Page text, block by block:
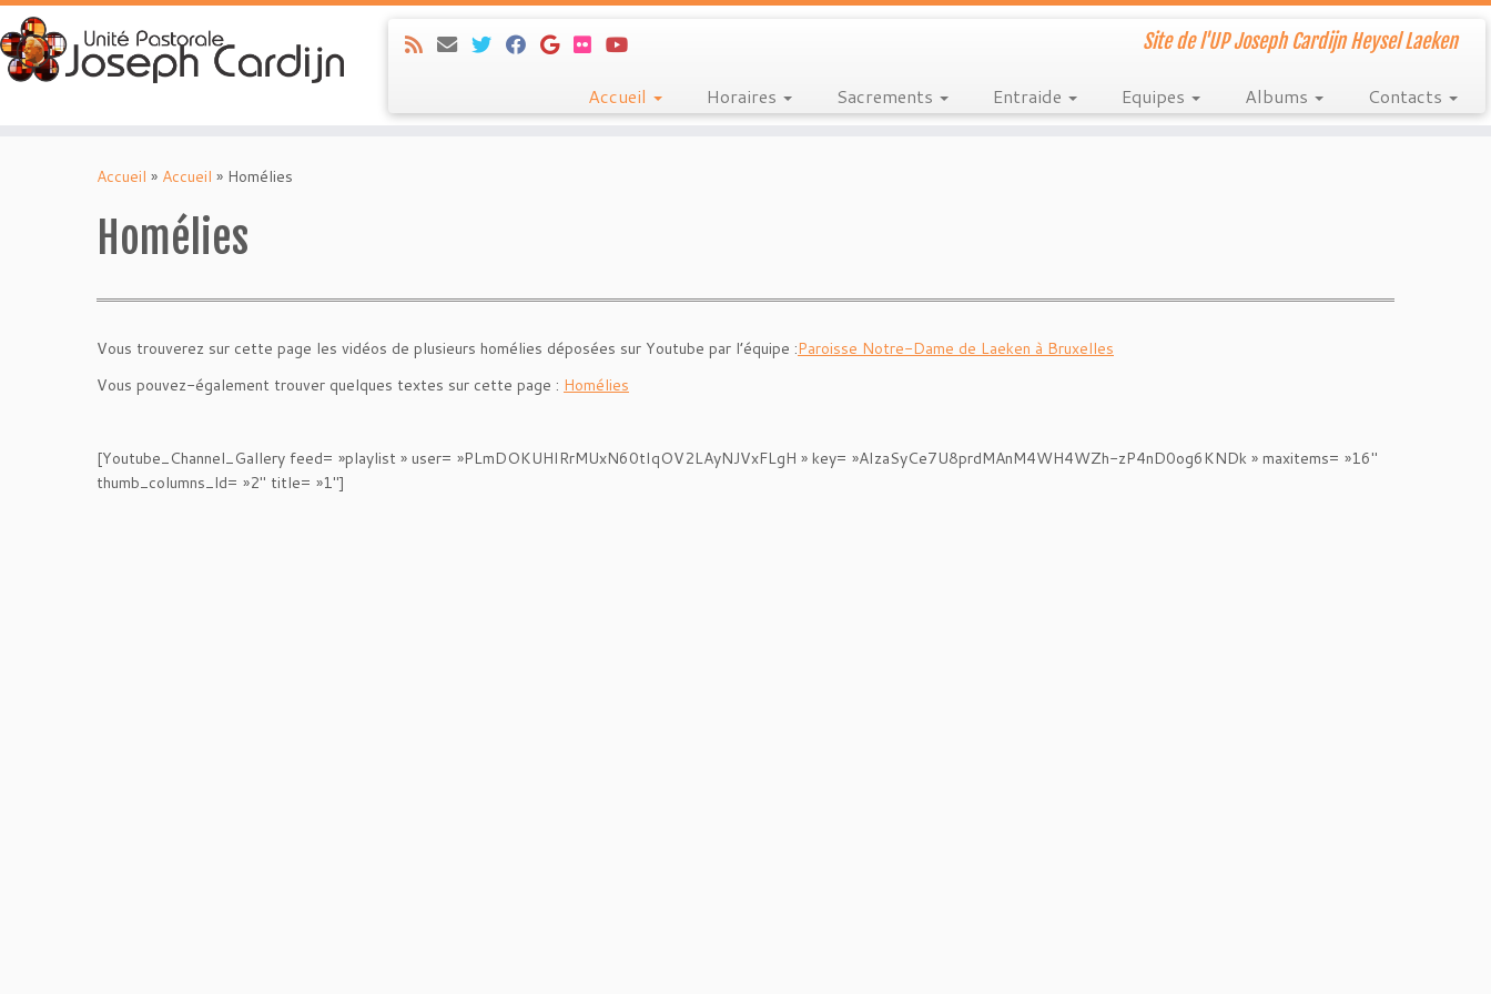
Site de l'UP Joseph Cardijn Heysel Laeken
Accueil Horaires Sacrements Entraide Equipes Albums Contacts
Accueil » Accueil » Homélies
Homélies
Vous trouverez sur cette page les vidéos de plusieurs homélies déposées sur Youtube par l’équipe :Paroisse Notre-Dame de Laeken à Bruxelles
Vous pouvez-également trouver quelques textes sur cette page : Homélies
[Youtube_Channel_Gallery feed= »playlist » user= »PLmDOKUHIRrMUxN60tIqOV2LAyNJVxFLgH » key= »AIzaSyCe7U8prdMAnM4WH4WZh-zP4nD0og6KNDk » maxitems= »16″
thumb_columns_ld= »2″ title= »1″]